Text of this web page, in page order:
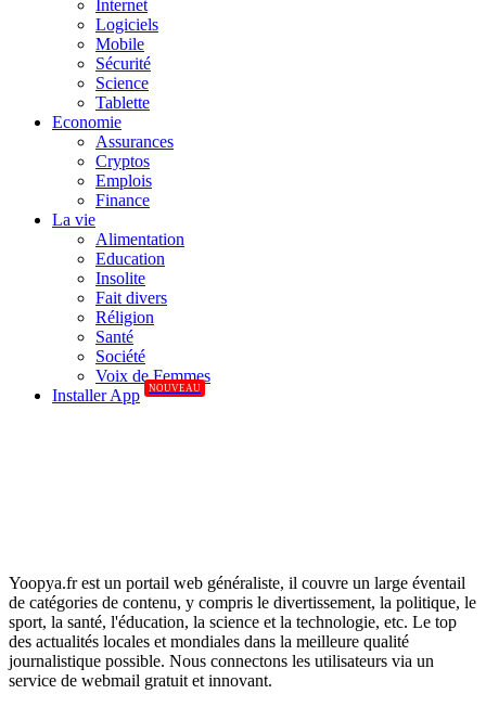
Internet
Logiciels
Mobile
Sécurité
Science
Tablette
Economie
Assurances
Cryptos
Emplois
Finance
La vie
Alimentation
Education
Insolite
Fait divers
Réligion
Santé
Société
Voix de Femmes
Installer App
NOUVEAU
Yoopya.fr est un portail web généraliste, il couvre un large éventail
de catégories de contenu, y compris le divertissement, la politique, le
sport, la santé, l'éducation, la science et la technologie, etc. Le top
des actualités locales et mondiales dans la meilleure qualité
journalistique possible. Nous connectons les utilisateurs via un
service de webmail gratuit et innovant.